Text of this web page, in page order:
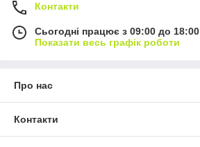
Контакти
Сьогодні працює з 09:00 до 18:00
Показати весь графік роботи
Про нас
Контакти